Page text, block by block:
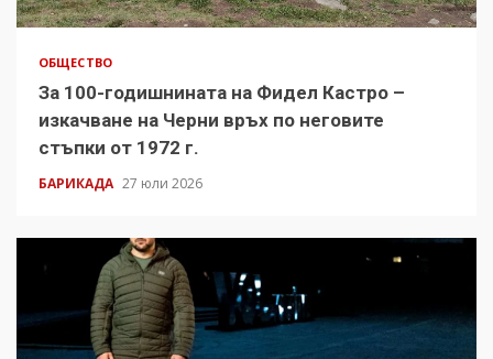
ОБЩЕСТВО
За 100-годишнината на Фидел Кастро –
изкачване на Черни връх по неговите
стъпки от 1972 г.
БАРИКАДА 27 юли 2026